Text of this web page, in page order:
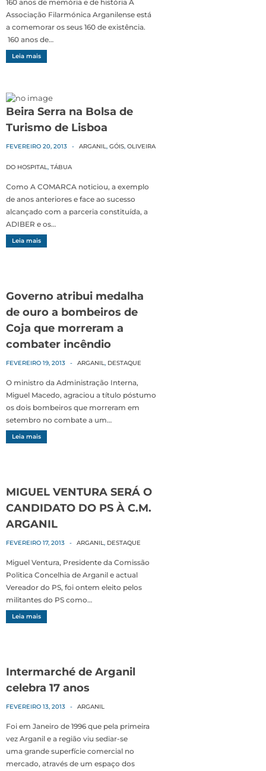
160 anos de memória e de história A
Associação Filarmónica Arganilense está
a comemorar os seus 160 de existência.
160 anos de…
Leia mais
Beira Serra na Bolsa de
Turismo de Lisboa
FEVEREIRO 20, 2013 - ARGANIL, GÓIS, OLIVEIRA
DO HOSPITAL, TÁBUA
Como A COMARCA noticiou, a exemplo
de anos anteriores e face ao sucesso
alcançado com a parceria constituída, a
ADIBER e os…
Leia mais
Governo atribui medalha
de ouro a bombeiros de
Coja que morreram a
combater incêndio
FEVEREIRO 19, 2013 - ARGANIL, DESTAQUE
O ministro da Administração Interna,
Miguel Macedo, agraciou a título póstumo
os dois bombeiros que morreram em
setembro no combate a um…
Leia mais
MIGUEL VENTURA SERÁ O
CANDIDATO DO PS À C.M.
ARGANIL
FEVEREIRO 17, 2013 - ARGANIL, DESTAQUE
Miguel Ventura, Presidente da Comissão
Politica Concelhia de Arganil e actual
Vereador do PS, foi ontem eleito pelos
militantes do PS como…
Leia mais
Intermarché de Arganil
celebra 17 anos
FEVEREIRO 13, 2013 - ARGANIL
Foi em Janeiro de 1996 que pela primeira
vez Arganil e a região viu sediar-se
uma grande superfície comercial no
mercado, através de um espaço dos